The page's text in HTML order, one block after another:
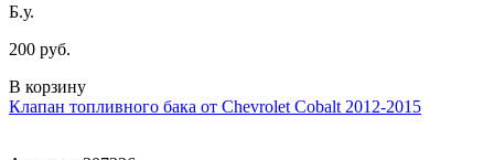
Б.у.
200 руб.
В корзину
Клапан топливного бака от Chevrolet Cobalt 2012-2015